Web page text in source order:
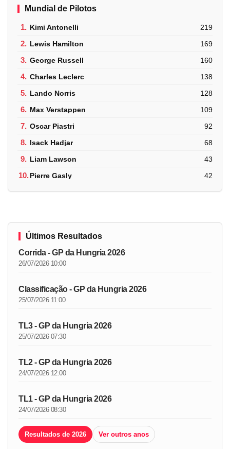
Mundial de Pilotos
1. Kimi Antonelli 219
2. Lewis Hamilton 169
3. George Russell 160
4. Charles Leclerc 138
5. Lando Norris 128
6. Max Verstappen 109
7. Oscar Piastri 92
8. Isack Hadjar 68
9. Liam Lawson 43
10.Pierre Gasly 42
Últimos Resultados
Corrida - GP da Hungria 2026
26/07/2026 10:00
Classificação - GP da Hungria 2026
25/07/2026 11:00
TL3 - GP da Hungria 2026
25/07/2026 07:30
TL2 - GP da Hungria 2026
24/07/2026 12:00
TL1 - GP da Hungria 2026
24/07/2026 08:30
Resultados de 2026 Ver outros anos